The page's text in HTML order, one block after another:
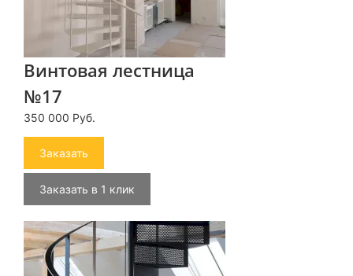
Винтовая лестница
№17
350 000 Руб.
Заказать
Заказать в 1 клик